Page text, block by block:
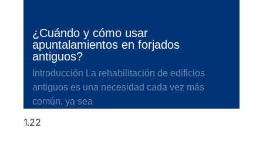
¿Cuándo y cómo usar
apuntalamientos en forjados
antiguos?
Introducción La rehabilitación de edificios
antiguos es una necesidad cada vez más
común, ya sea